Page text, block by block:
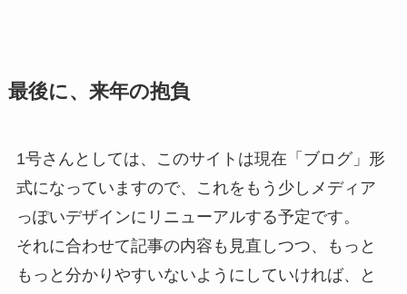
最後に、来年の抱負
1号さんとしては、このサイトは現在「ブログ」形
式になっていますので、これをもう少しメディア
っぽいデザインにリニューアルする予定です。
それに合わせて記事の内容も見直しつつ、もっと
もっと分かりやすいないようにしていければ、と